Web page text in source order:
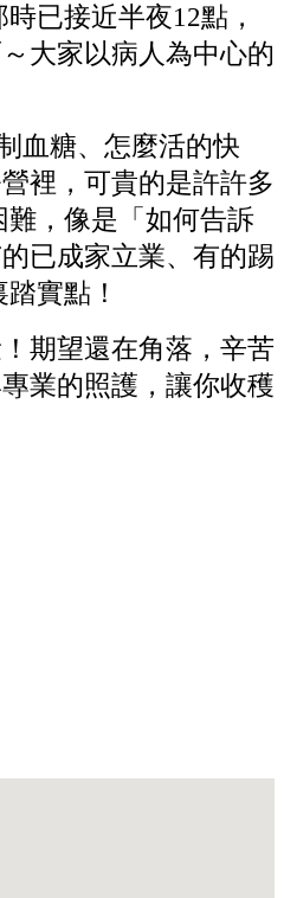
已接近半夜12點，
大家以病人為中心的
血糖、怎麼活的快
裡，可貴的是許許多
，像是「如何告訴
已成家立業、有的踢
實點！
期望還在角落，辛苦
業的照護，讓你收穫